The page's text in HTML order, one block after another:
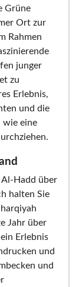
Grüne
Ort zur
Rahmen
junger
zu
Erlebnis,
und die
wie eine
Al-Hadd über
halten Sie
Jahr über
Erlebnis
und
und